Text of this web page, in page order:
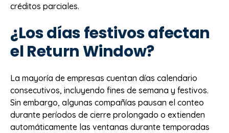
créditos parciales.
¿Los días festivos afectan
el Return Window?
La mayoría de empresas cuentan días calendario
consecutivos, incluyendo fines de semana y festivos.
Sin embargo, algunas compañías pausan el conteo
durante períodos de cierre prolongado o extienden
automáticamente las ventanas durante temporadas